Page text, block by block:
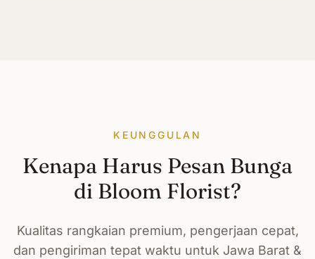
KEUNGGULAN
Kenapa Harus Pesan Bunga
di Bloom Florist?
Kualitas rangkaian premium, pengerjaan cepat,
dan pengiriman tepat waktu untuk Jawa Barat &